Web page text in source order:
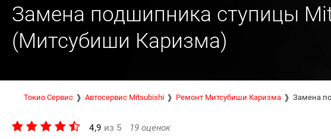
Замена подшипника ступицы
(Митсубиши Каризма)
Токио Сервис Автосервис Mitsubishi Ремонт Митсубиши Каризма Замена
4,9 из 5 19 оценок